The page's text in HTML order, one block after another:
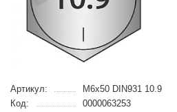
Артикул:
M6x50 DIN931 10.9
Код:
0000063253